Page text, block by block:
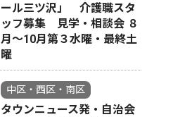
ール三ツ沢」 介護職スタ
ッフ募集 見学・相談会 ８
月〜10月第３水曜・最終土
曜
中区・西区・南区
タウンニュース発・自治会